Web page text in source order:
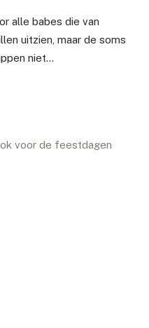
alle babes die van
uitzien, maar de soms
niet…